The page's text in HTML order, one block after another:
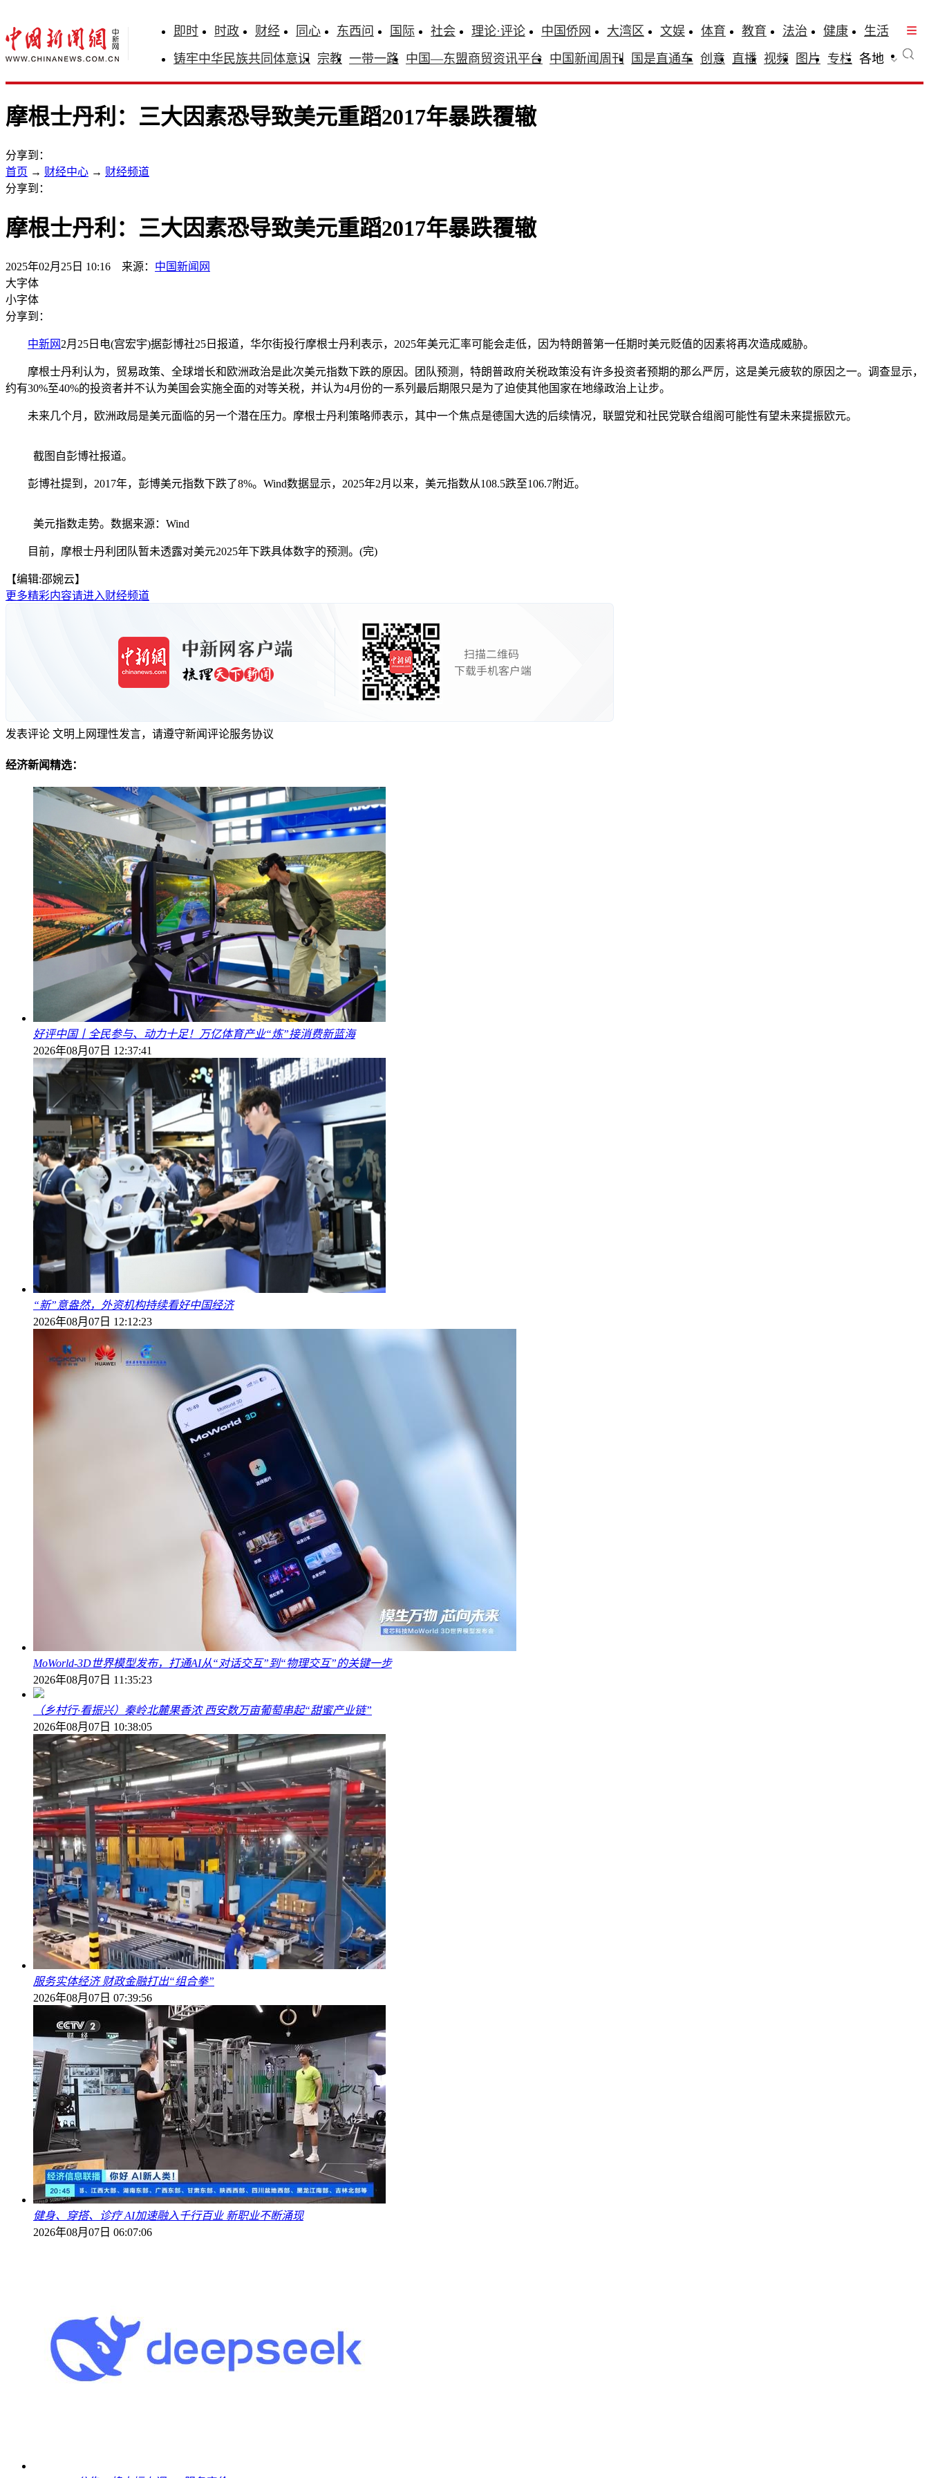
即时 时政 财经 同心 东西问 国际 社会 理论·评论 中国侨网 大湾区 文娱 体育 教育 法治 健康
生活
铸牢中华民族共同体意识 宗教 一带一路 中国—东盟商贸资讯平台 中国新闻周刊 国是直通车 创意 直播 视频 图片 专栏 各地
摩根士丹利：三大因素恐导致美元重蹈2017年暴跌覆辙
分享到：
首页 → 财经中心 → 财经频道
分享到：
摩根士丹利：三大因素恐导致美元重蹈2017年暴跌覆辙
2025年02月25日 10:16 来源： 中国新闻网
大字体
小字体
分享到：
中新网 2月25日电(宫宏宇)据彭博社25日报道，华尔街投行摩根士丹利表示，2025年美元汇率可能会走低，因为特朗普第一任期时美元贬值的因素将再次造成威胁。
摩根士丹利认为，贸易政策、全球增长和欧洲政治是此次美元指数下跌的原因。团队预测，特朗普政府关税政策没有许多投资者预期的那么严厉，这是美元疲软的原因之一。调查显示，
约有30%至40%的投资者并不认为美国会实施全面的对等关税，并认为4月份的一系列最后期限只是为了迫使其他国家在地缘政治上让步。
未来几个月，欧洲政局是美元面临的另一个潜在压力。摩根士丹利策略师表示，其中一个焦点是德国大选的后续情况，联盟党和社民党联合组阁可能性有望未来提振欧元。
截图自彭博社报道。
彭博社提到，2017年，彭博美元指数下跌了8%。Wind数据显示，2025年2月以来，美元指数从108.5跌至106.7附近。
美元指数走势。数据来源：Wind
目前，摩根士丹利团队暂未透露对美元2025年下跌具体数字的预测。(完)
【编辑:邵婉云】
更多精彩内容请进入财经频道
发表评论 文明上网理性发言，请遵守新闻评论服务协议
经济新闻精选：
好评中国丨全民参与、动力十足！万亿体育产业“炼”接消费新蓝海
2026年08月07日 12:37:41
“新”意盎然，外资机构持续看好中国经济
2026年08月07日 12:12:23
MoWorld-3D世界模型发布，打通AI从“对话交互”到“物理交互”的关键一步
2026年08月07日 11:35:23
（乡村行·看振兴）秦岭北麓果香浓 西安数万亩葡萄串起“甜蜜产业链”
2026年08月07日 10:38:05
服务实体经济 财政金融打出“组合拳”
2026年08月07日 07:39:56
健身、穿搭、诊疗 AI加速融入千行百业 新职业不断涌现
2026年08月07日 06:07:06